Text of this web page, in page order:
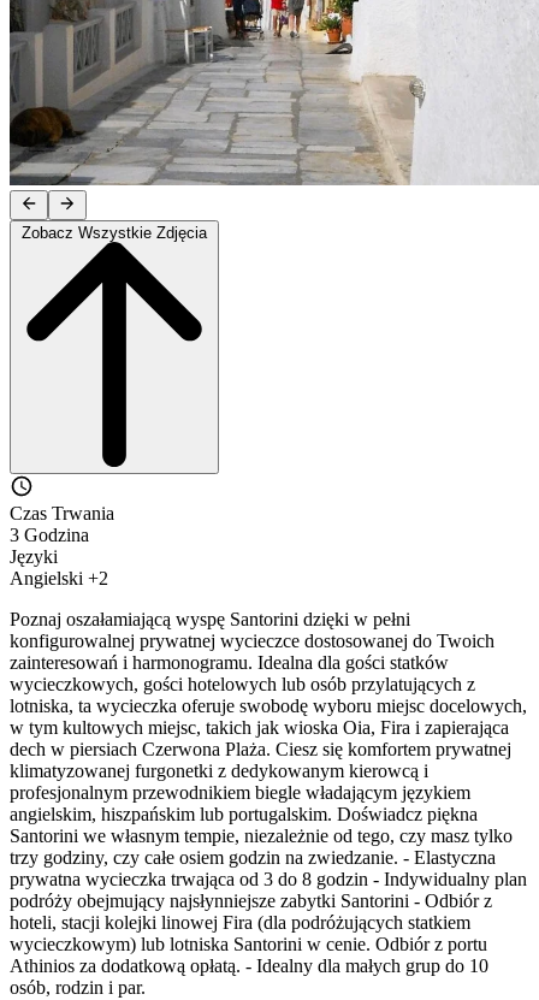
Czas Trwania
3 Godzina
Języki
Angielski +2
Poznaj oszałamiającą wyspę Santorini dzięki w pełni
konfigurowalnej prywatnej wycieczce dostosowanej do Twoich
zainteresowań i harmonogramu. Idealna dla gości statków
wycieczkowych, gości hotelowych lub osób przylatujących z
lotniska, ta wycieczka oferuje swobodę wyboru miejsc docelowych,
w tym kultowych miejsc, takich jak wioska Oia, Fira i zapierająca
dech w piersiach Czerwona Plaża. Ciesz się komfortem prywatnej
klimatyzowanej furgonetki z dedykowanym kierowcą i
profesjonalnym przewodnikiem biegle władającym językiem
angielskim, hiszpańskim lub portugalskim. Doświadcz piękna
Santorini we własnym tempie, niezależnie od tego, czy masz tylko
trzy godziny, czy całe osiem godzin na zwiedzanie. - Elastyczna
prywatna wycieczka trwająca od 3 do 8 godzin - Indywidualny plan
podróży obejmujący najsłynniejsze zabytki Santorini - Odbiór z
hoteli, stacji kolejki linowej Fira (dla podróżujących statkiem
wycieczkowym) lub lotniska Santorini w cenie. Odbiór z portu
Athinios za dodatkową opłatą. - Idealny dla małych grup do 10
osób, rodzin i par.